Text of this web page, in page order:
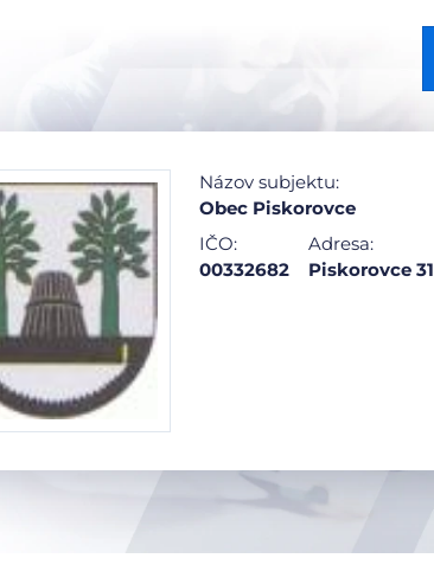
Názov subjektu:
Obec Piskorovce
IČO:
00332682
Adresa:
Piskorovce